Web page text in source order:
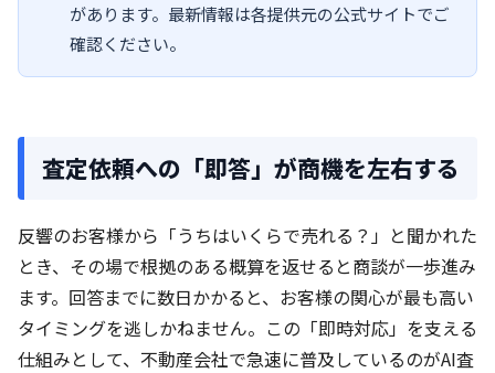
があります。最新情報は各提供元の公式サイトでご
確認ください。
査定依頼への「即答」が商機を左右する
反響のお客様から「うちはいくらで売れる？」と聞かれた
とき、その場で根拠のある概算を返せると商談が一歩進み
ます。回答までに数日かかると、お客様の関心が最も高い
タイミングを逃しかねません。この「即時対応」を支える
仕組みとして、不動産会社で急速に普及しているのがAI査